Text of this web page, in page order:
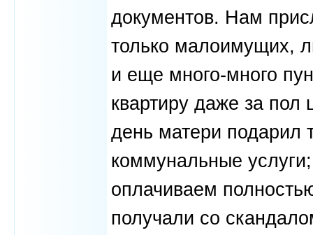
документов. Нам
только малоимущих,
и еще много-много
квартиру даже за
день матери подарил
коммунальные
оплачиваем
получали со